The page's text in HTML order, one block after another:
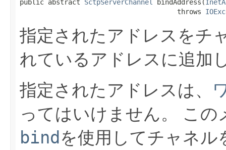
public abstract SctpServerChannel bindAddress​(
                                       throws
指定されたアドレスをチ
れているアドレスに追加
指定されたアドレスは、
ってはいけません。 この
bind を使用してチャネ